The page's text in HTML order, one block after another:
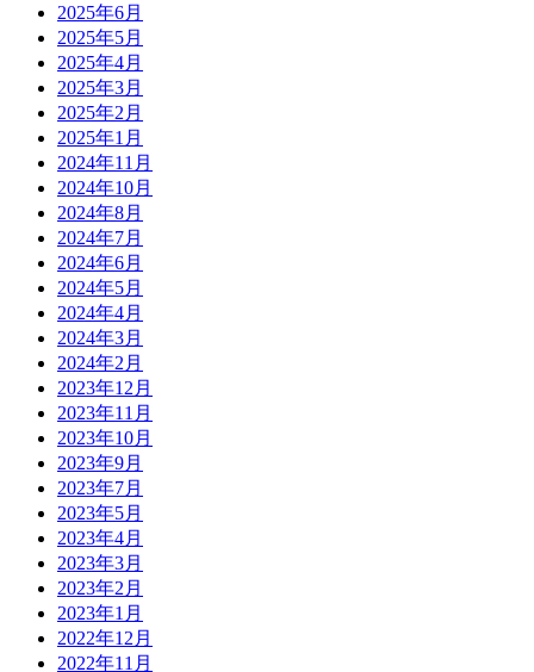
2025年6月
2025年5月
2025年4月
2025年3月
2025年2月
2025年1月
2024年11月
2024年10月
2024年8月
2024年7月
2024年6月
2024年5月
2024年4月
2024年3月
2024年2月
2023年12月
2023年11月
2023年10月
2023年9月
2023年7月
2023年5月
2023年4月
2023年3月
2023年2月
2023年1月
2022年12月
2022年11月